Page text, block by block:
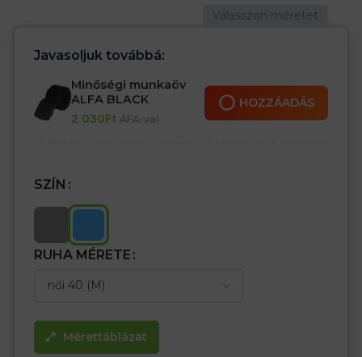
A modern dizájn és színkombinációk nemcsak munkához,
Javasoljuk továbbá:
Minőségi munkaöv
ALFA BLACK
2 030Ft ÁFA-val
HOZZÁADÁS
SZÍN
RUHA MÉRETE
Mérettáblázat